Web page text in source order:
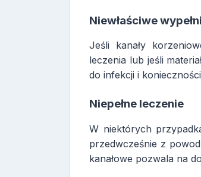
Niewłaściwe
Jeśli kanały
leczenia lub jeśli
do infekcji i
Niepełne leczenie
W niektórych
przedwcześnie z
kanałowe pozwala na